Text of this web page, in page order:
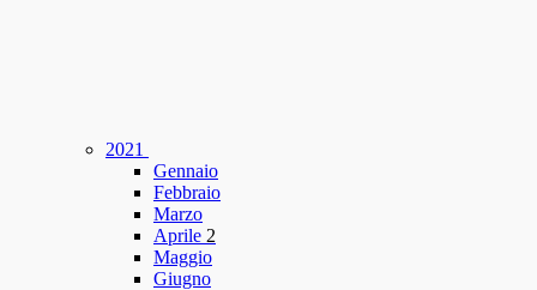
2021
Gennaio
Febbraio
Marzo
Aprile 2
Maggio
Giugno